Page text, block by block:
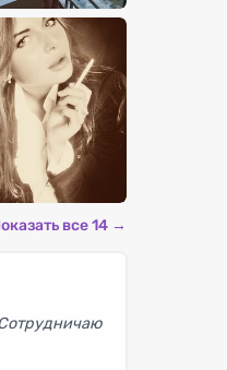
все 14 →